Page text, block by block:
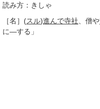
読み方：きしゃ
［名］ (スル)進んで寺社 、僧や
に―する」